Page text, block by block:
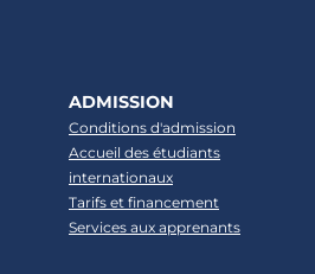
ADMISSION
Conditions d'admission
Accueil des étudiants
internationaux
Tarifs et financement
Services aux apprenants